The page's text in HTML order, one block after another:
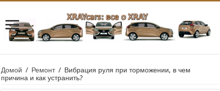
Домой / Ремонт / Вибрация руля при торможении, в чем
причина и как устранить?